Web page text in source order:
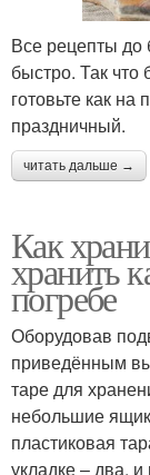
Все рецепты до
быстро. Так
готовьте как
праздничный.
читать дальше →
Как
хранить
погребе
Оборудовав
приведённым
таре для
небольшие
пластиковая
укладке – два,